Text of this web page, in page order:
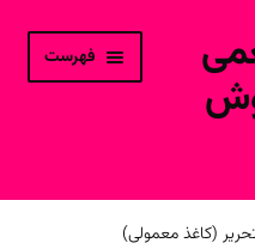
فهرست
(کاغذ معمولی)